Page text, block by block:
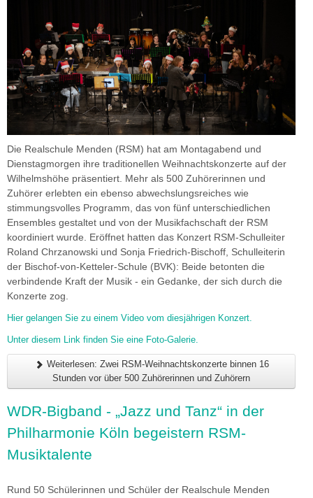
Die Realschule Menden (RSM) hat am Montagabend und
Dienstagmorgen ihre traditionellen Weihnachtskonzerte auf der
Wilhelmshöhe präsentiert. Mehr als 500 Zuhörerinnen und
Zuhörer erlebten ein ebenso abwechslungsreiches wie
stimmungsvolles Programm, das von fünf unterschiedlichen
Ensembles gestaltet und von der Musikfachschaft der RSM
koordiniert wurde. Eröffnet hatten das Konzert RSM-Schulleiter
Roland Chrzanowski und Sonja Friedrich-Bischoff, Schulleiterin
der Bischof-von-Ketteler-Schule (BVK): Beide betonten die
verbindende Kraft der Musik - ein Gedanke, der sich durch die
Konzerte zog.
Hier gelangen Sie zu einem Video vom diesjährigen Konzert.
Unter diesem Link finden Sie eine Foto-Galerie.
Weiterlesen: Zwei RSM-Weihnachtskonzerte binnen 16
Stunden vor über 500 Zuhörerinnen und Zuhörern
WDR-Bigband - „Jazz und Tanz“ in der
Philharmonie Köln begeistern RSM-
Musiktalente
Rund 50 Schülerinnen und Schüler der Realschule Menden